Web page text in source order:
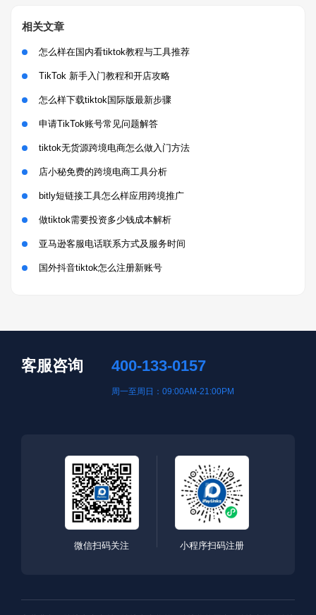
相关文章
怎么样在国内看tiktok教程与工具推荐
TikTok 新手入门教程和开店攻略
怎么样下载tiktok国际版最新步骤
申请TikTok账号常见问题解答
tiktok无货源跨境电商怎么做入门方法
店小秘免费的跨境电商工具分析
bitly短链接工具怎么样应用跨境推广
做tiktok需要投资多少钱成本解析
亚马逊客服电话联系方式及服务时间
国外抖音tiktok怎么注册新账号
客服咨询 400-133-0157
周一至周日：09:00AM-21:00PM
微信扫码关注 小程序扫码注册